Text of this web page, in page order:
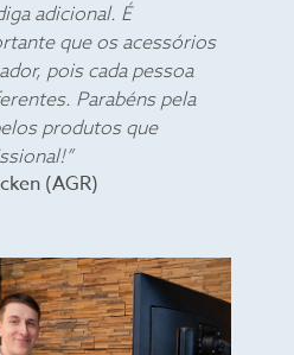
adicional. É
que os acessórios
pois cada pessoa
Parabéns pela
produtos que
(AGR)